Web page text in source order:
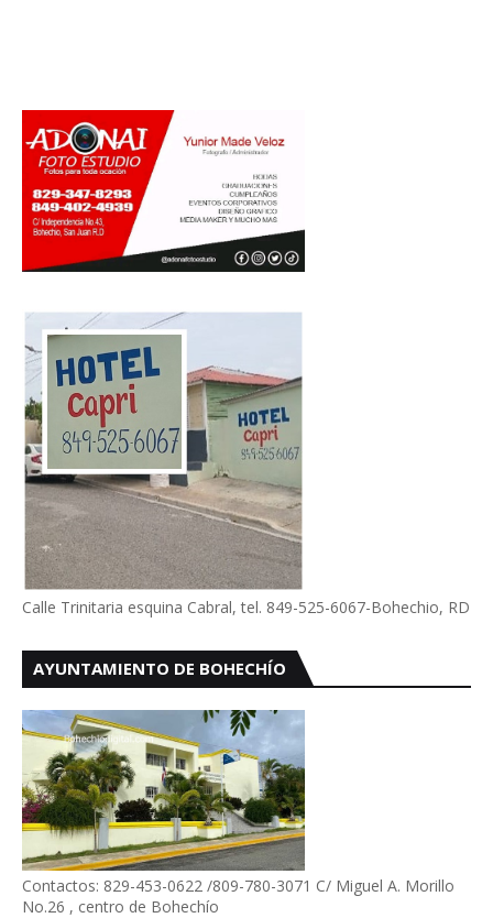
Calle Trinitaria esquina Cabral, tel. 849-525-6067-Bohechio, RD
AYUNTAMIENTO DE BOHECHÍO
Contactos: 829-453-0622 /809-780-3071 C/ Miguel A. Morillo
No.26 , centro de Bohechío